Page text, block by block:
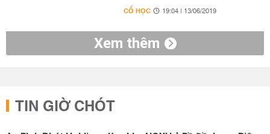
CỔ HỌC 19:04 | 13/06/2019
Xem thêm
TIN GIỜ CHÓT